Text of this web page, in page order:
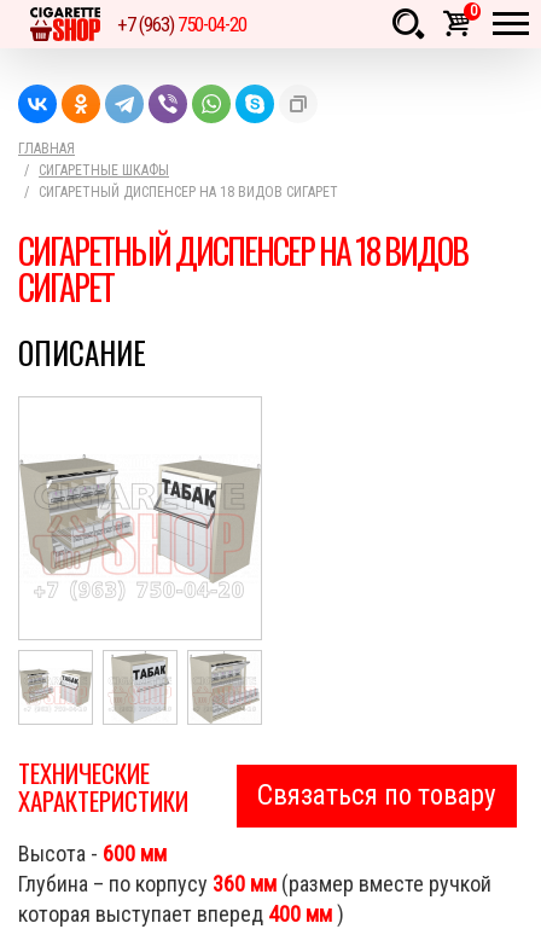
+7 (963)750-04-20
0
ГЛАВНАЯ
СИГАРЕТНЫЕ ШКАФЫ
СИГАРЕТНЫЙ ДИСПЕНСЕР НА 18 ВИДОВ СИГАРЕТ
СИГАРЕТНЫЙ ДИСПЕНСЕР НА 18 ВИДОВ
СИГАРЕТ
ОПИСАНИЕ
Связаться по товару
ТЕХНИЧЕСКИЕ
ХАРАКТЕРИСТИКИ
Высота - 600 мм
Глубина – по корпусу 360 мм (размер вместе ручкой
которая выступает вперед 400 мм)